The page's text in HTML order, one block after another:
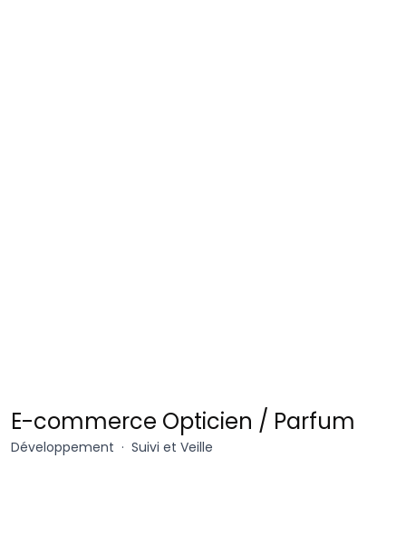
Hervé
Domar
E-commerce Opticien / Parfum
Développement Suivi et Veille